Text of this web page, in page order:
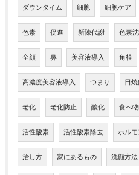
ダウンタイム 細胞 細胞ケア
色素 促進 新陳代謝 色素
全顔 鼻 美容液導入 角栓
高濃度美容液導入 つまり 日焼
老化 老化防止 酸化 食べ物
活性酸素 活性酸素除去 ホルモ
治し方 家にあるもの 洗顔方法